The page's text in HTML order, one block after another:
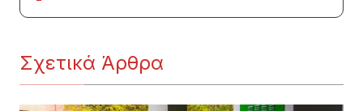
Σχετικά Άρθρα